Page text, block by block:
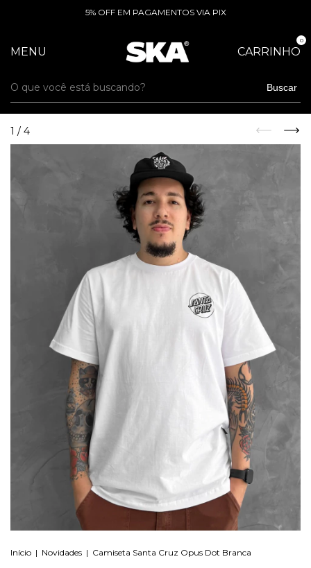
5% OFF EM PAGAMENTOS VIA PIX
MENU CARRINHO
0
Buscar
1 / 4
Início | Novidades | Camiseta Santa Cruz Opus Dot Branca